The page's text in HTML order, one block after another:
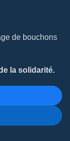
de bouchons
la solidarité.